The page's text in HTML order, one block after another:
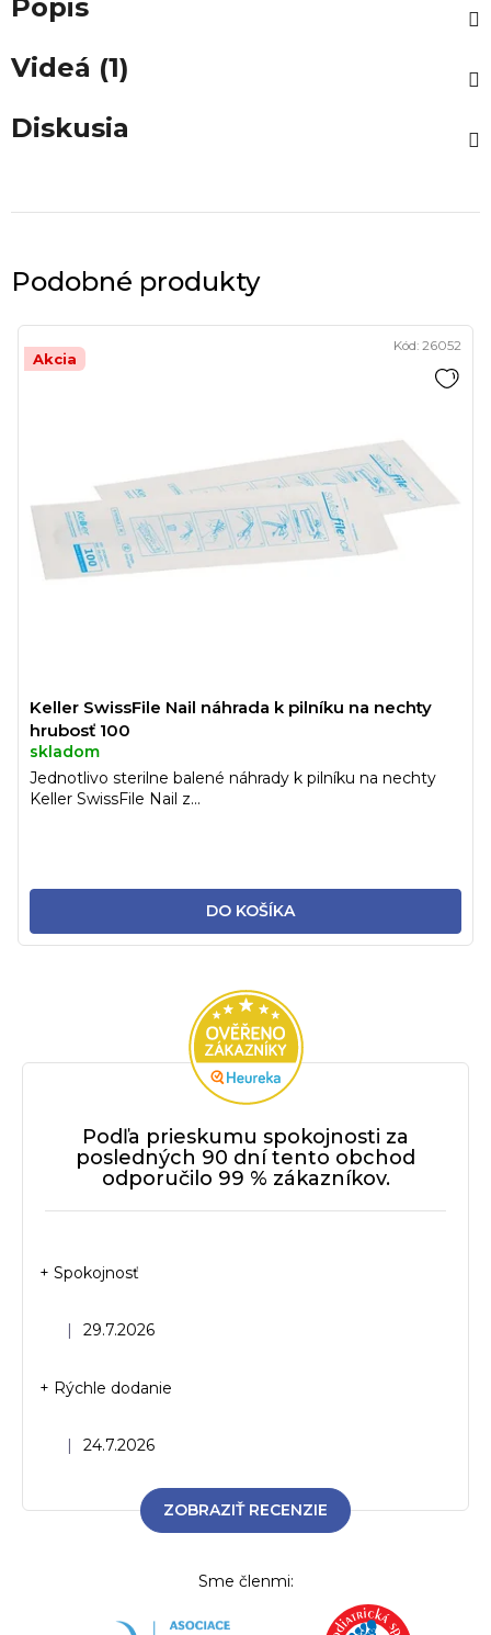
Popis
Videá (1)
Diskusia
Podobné produkty
Akcia
Keller SwissFile Nail náhrada k pilníku na nechty
hrubosť 100
skladom
DO KOŠÍKA
Jednotlivo sterilne balené náhrady k pilníku na nechty
Keller SwissFile Nail z...
Kód: 26052
Podľa prieskumu spokojnosti za
posledných 90 dní tento obchod
odporučilo 99 % zákazníkov.
Hodnotenie obchodu je 5 z 5 hviezdičiek.
| 29.7.2026
+ Spokojnosť
Hodnotenie obchodu je 5 z 5 hviezdičiek.
| 24.7.2026
+ Rýchle dodanie
ZOBRAZIŤ RECENZIE
Sme členmi: